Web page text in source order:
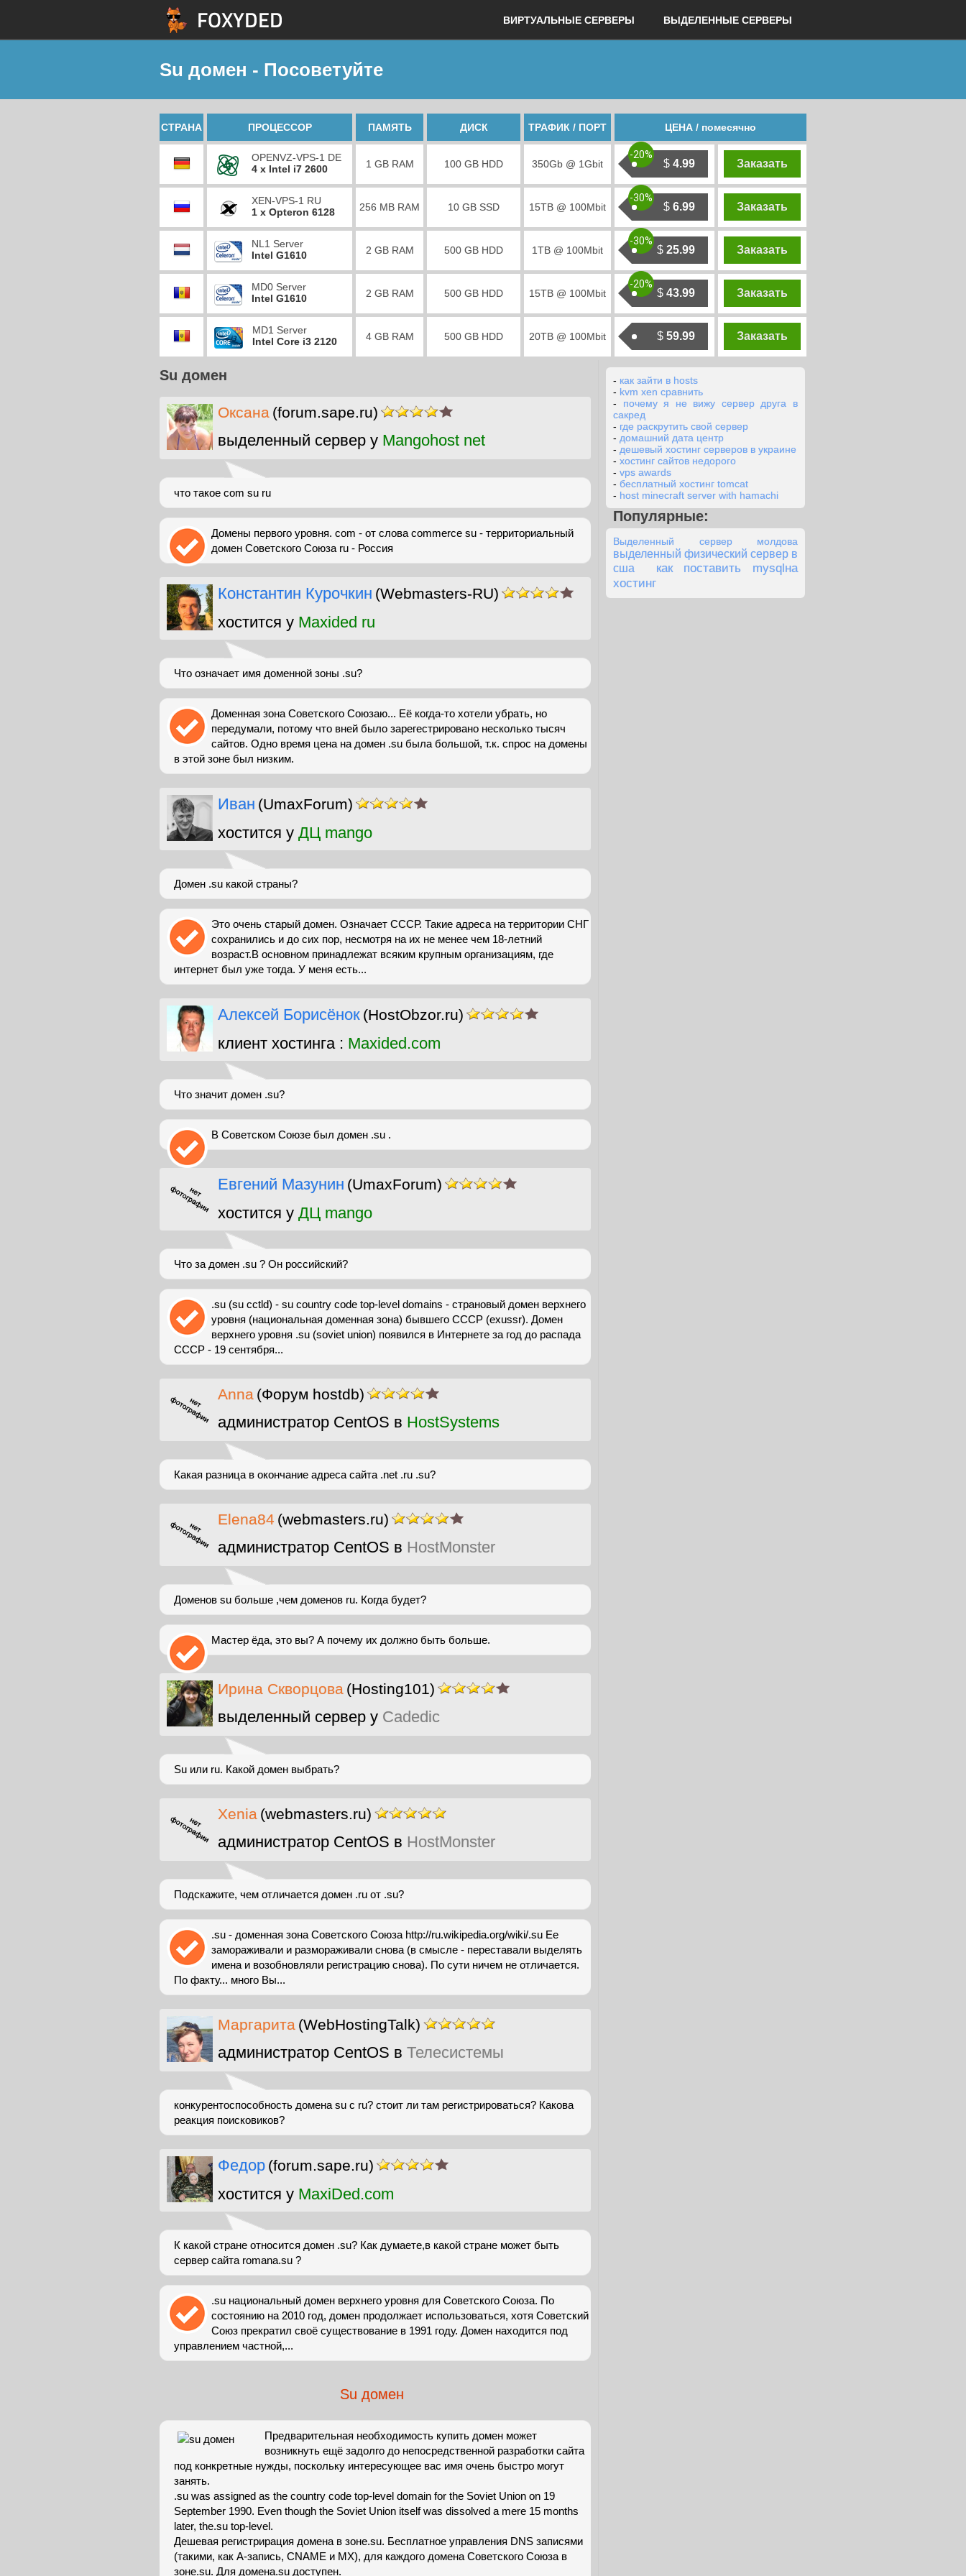
ВИРТУАЛЬНЫЕ СЕРВЕРЫ ВЫДЕЛЕННЫЕ СЕРВЕРЫ
Su домен - Посоветуйте
СТРАНА ПРОЦЕССОР ПАМЯТЬ ДИСК ТРАФИК / ПОРТ ЦЕНА / помесячно
OPENVZ-VPS-1 DE
4 x Intel i7 2600
1 GB RAM 100 GB HDD 350Gb @ 1Gbit $ 4.99
-20%
Заказать
XEN-VPS-1 RU
1 x Opteron 6128
256 MB RAM 10 GB SSD 15TB @ 100Mbit $ 6.99
-30%
Заказать
NL1 Server
Intel G1610
2 GB RAM 500 GB HDD 1TB @ 100Mbit $ 25.99
-30%
Заказать
MD0 Server
Intel G1610
2 GB RAM 500 GB HDD 15TB @ 100Mbit $ 43.99
-20%
Заказать
MD1 Server
Intel Core i3 2120
4 GB RAM 500 GB HDD 20TB @ 100Mbit $ 59.99 Заказать
Su домен
Оксана (forum.sape.ru)
выделенный сервер у Mangohost net
что такое com su ru
Домены первого уровня. com - от слова commerce su - территориальный
домен Советского Союза ru - Россия
Константин Курочкин (Webmasters-RU)
хостится у Maxided ru
Что означает имя доменной зоны .su?
Доменная зона Советского Союзаю... Её когда-то хотели убрать, но
передумали, потому что вней было зарегестрировано несколько тысяч
сайтов. Одно время цена на домен .su была большой, т.к. спрос на домены
в этой зоне был низким.
Иван (UmaxForum)
хостится у ДЦ mango
Домен .su какой страны?
Это очень старый домен. Означает СССР. Такие адреса на территории СНГ
сохранились и до сих пор, несмотря на их не менее чем 18-летний
возраст.В основном принадлежат всяким крупным организациям, где
интернет был уже тогда. У меня есть...
Алексей Борисёнок (HostObzor.ru)
клиент хостинга : Maxided.com
Что значит домен .su?
В Советском Союзе был домен .su .
Евгений Мазунин (UmaxForum)
хостится у ДЦ mango
Что за домен .su ? Он российский?
.su (su cctld) - su country code top-level domains - cтрановый домен верхнего
уровня (национальная доменная зона) бывшего СССР (exussr). Домен
верхнего уровня .su (soviet union) появился в Интернете за год до распада
СССР - 19 сентября...
Anna (Форум hostdb)
администратор CentOS в HostSystems
Какая разница в окончание адреса сайта .net .ru .su?
Elena84 (webmasters.ru)
администратор CentOS в HostMonster
Доменов su больше ,чем доменов ru. Когда будет?
Мастер ёда, это вы? А почему их должно быть больше.
Ирина Скворцова (Hosting101)
выделенный сервер у Cadedic
Su или ru. Какой домен выбрать?
Xenia (webmasters.ru)
администратор CentOS в HostMonster
Подскажите, чем отличается домен .ru от .su?
.su - доменная зона Советского Союза http://ru.wikipedia.org/wiki/.su Ее
замораживали и размораживали снова (в смысле - переставали выделять
имена и возобновляли регистрацию снова). По сути ничем не отличается.
По факту... много Вы...
Маргарита (WebHostingTalk)
администратор CentOS в Телесистемы
конкурентоспособность домена su с ru? стоит ли там регистрироваться? Какова
реакция поисковиков?
Федор (forum.sape.ru)
хостится у MaxiDed.com
К какой стране относится домен .su? Как думаете,в какой стране может быть
сервер сайта romana.su ?
.su национальный домен верхнего уровня для Советского Союза. По
состоянию на 2010 год, домен продолжает использоваться, хотя Советский
Союз прекратил своё существование в 1991 году. Домен находится под
управлением частной,...
Su домен
Предварительная необходимость купить домен может
возникнуть ещё задолго до непосредственной разработки сайта
под конкретные нужды, поскольку интересующее вас имя очень быстро могут
занять.
.su was assigned as the country code top-level domain for the Soviet Union on 19
September 1990. Even though the Soviet Union itself was dissolved a mere 15 months
later, the.su top-level.
Дешевая регистрирация домена в зоне.su. Бесплатное управления DNS записями
(такими, как А-запись, CNAME и MX), для каждого домена Советского Союза в
зоне.su. Для домена.su доступен.
- как зайти в hosts
- kvm xen сравнить
- почему я не вижу сервер друга в
сакред
- где раскрутить свой сервер
- домашний дата центр
- дешевый хостинг серверов в украине
- хостинг сайтов недорого
- vps awards
- бесплатный хостинг tomcat
- host minecraft server with hamachi
Популярные:
Выделенный сервер молдова
выделенный физический сервер в
сша
как поставить mysqlна
хостинг